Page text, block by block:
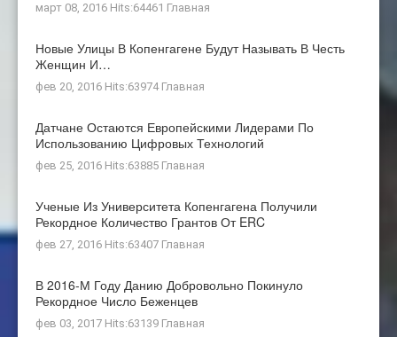
март 08, 2016 Hits:64461 Главная
Новые Улицы В Копенгагене Будут Называть В Честь
Женщин И…
фев 20, 2016 Hits:63974 Главная
Датчане Остаются Европейскими Лидерами По
Использованию Цифровых Технологий
фев 25, 2016 Hits:63885 Главная
Ученые Из Университета Копенгагена Получили
Рекордное Количество Грантов От ERC
фев 27, 2016 Hits:63407 Главная
В 2016-М Году Данию Добровольно Покинуло
Рекордное Число Беженцев
фев 03, 2017 Hits:63139 Главная